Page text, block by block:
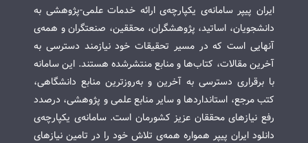
ایران پیپر سامانه‌ی یکپارچه‌ی ارائه خدمات علمی-پژوهشی به
دانشجویان، اساتید، پژوهشگران، محققین، صنعتگران و همه‌ی
آنهایی است که در مسیر تحقیقات خود نیازمند دسترسی به
آخرین مقالات، کتاب‌ها و منابع منتشرشده هستند. این سامانه
با برقراری دسترسی به آخرین و به‌روزترین منابع دانشگاهی،
کتب مرجع، استانداردها و سایر منابع علمی و پژوهشی، درصدد
رفع نیازهای محققان عزیز کشورمان است. سامانه‌ی یکپارچه‌ی
دانلود ایران پیپر همواره همه‌ی تلاش خود را در تامین نیازهای